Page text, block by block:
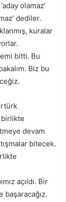
olamaz’
dediler.
kuralar
bitti. Bu
Biz bu
birlikte
devam
bitecek.
açıldı. Bir